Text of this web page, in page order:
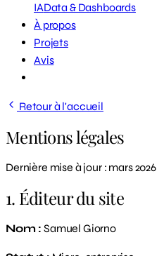
IAData & Dashboards
À propos
Projets
Avis
Retour à l'accueil
Mentions légales
Dernière mise à jour : mars 2026
1. Éditeur du site
Nom : Samuel Giorno